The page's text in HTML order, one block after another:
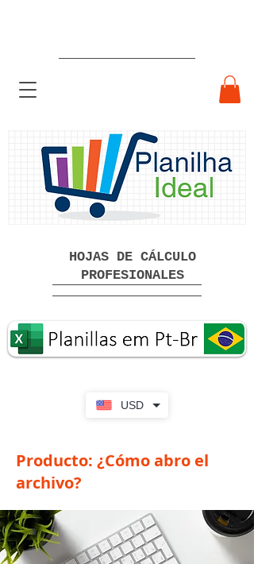
USD
Hojas de cálculo profesionales
listas para usar Descarga gratuita
HOJAS DE CÁLCULO
PROFESIONALES
Producto: ¿Cómo abro el
archivo?